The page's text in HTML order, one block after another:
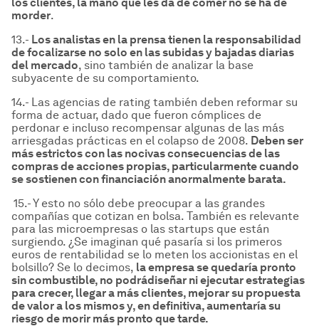
morder.
13.- Los analistas en la prensa tienen la responsabilidad
de focalizarse no solo en las subidas y bajadas diarias
del mercado, sino también de analizar la base
subyacente de su comportamiento.
14.- Las agencias de rating también deben reformar su
forma de actuar, dado que fueron cómplices de
perdonar e incluso recompensar algunas de las más
arriesgadas prácticas en el colapso de 2008. Deben ser
más estrictos con las nocivas consecuencias de las
compras de acciones propias, particularmente cuando
se sostienen con financiación anormalmente barata.
15.- Y esto no sólo debe preocupar a las grandes
compañías que cotizan en bolsa. También es relevante
para las microempresas o las startups que están
surgiendo. ¿Se imaginan qué pasaría si los primeros
euros de rentabilidad se lo meten los accionistas en el
bolsillo? Se lo decimos, la empresa se quedaría pronto
sin combustible, no podrádiseñar ni ejecutar estrategias
para crecer, llegar a más clientes, mejorar su propuesta
de valor a los mismos y, en definitiva, aumentaría su
riesgo de morir más pronto que tarde.